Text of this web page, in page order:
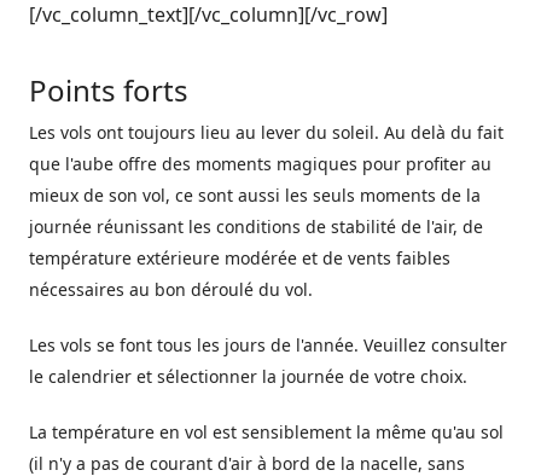
[/vc_column_text][/vc_column][/vc_row]
Points forts
Les vols ont toujours lieu au lever du soleil. Au delà du fait
que l'aube offre des moments magiques pour profiter au
mieux de son vol, ce sont aussi les seuls moments de la
journée réunissant les conditions de stabilité de l'air, de
température extérieure modérée et de vents faibles
nécessaires au bon déroulé du vol.
Les vols se font tous les jours de l'année. Veuillez consulter
le calendrier et sélectionner la journée de votre choix.
La température en vol est sensiblement la même qu'au sol
(il n'y a pas de courant d'air à bord de la nacelle, sans